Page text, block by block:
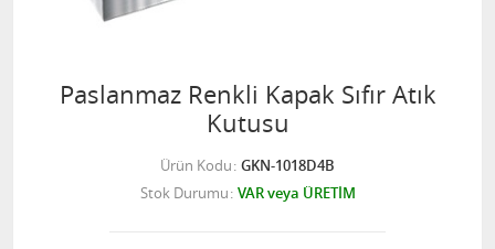
Paslanmaz Renkli Kapak Sıfır Atık
Kutusu
Ürün Kodu GKN-1018D4B
Stok Durumu VAR veya ÜRETİM